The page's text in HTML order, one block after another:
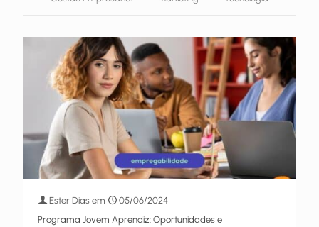
Ester Dias em
05/06/2024
Programa Jovem Aprendiz: Oportunidades e